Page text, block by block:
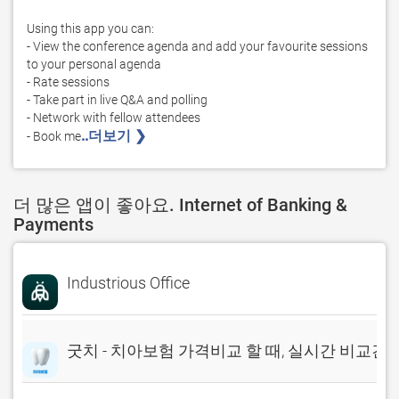
Using this app you can:
- View the conference agenda and add your favourite sessions
to your personal agenda
- Rate sessions
- Take part in live Q&A and polling
- Network with fellow attendees
- Book me..더보기 ❯
더 많은 앱이 좋아요. Internet of Banking &
Payments
Industrious Office
굿치 - 치아보험 가격비교 할 때, 실시간 비교견